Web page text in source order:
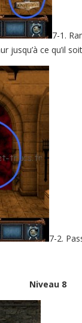
7-1.
jusqu’à ce qu’il
7-2.
Niveau 8